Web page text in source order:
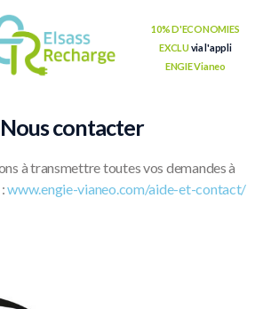
10% D'ECONOMIES
EXCLUvia l'appli
ENGIE Vianeo
Nous contacter
à transmettre toutes vos demandes à
:www.engie-vianeo.com/aide-et-contact/